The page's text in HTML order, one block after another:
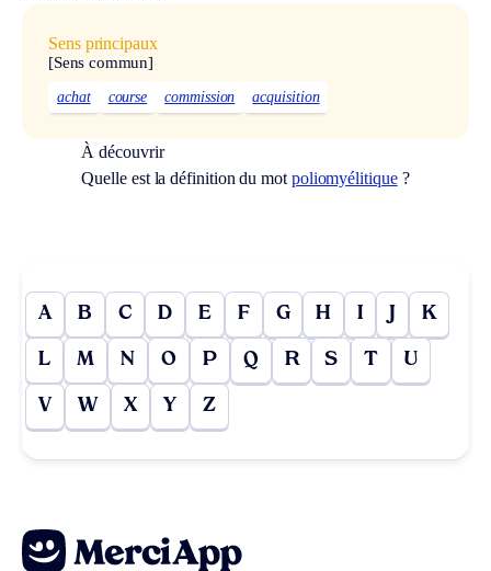
Sens principaux
[Sens commun]
achat course commission acquisition
À découvrir
Quelle est la définition du mot poliomyélitique?
A B C D E F G H I J K
L M N O P Q R S T U
V W X Y Z